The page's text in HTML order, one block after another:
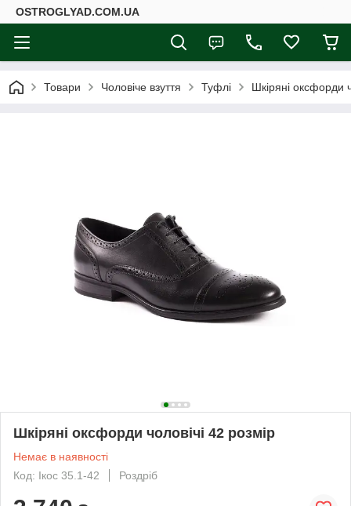
ОSTROGLYAD.СOM.UA
Товари Чоловіче взуття Туфлі Шкіряні оксфорди
Шкіряні оксфорди чоловічі 42 розмір
Немає в наявності
Код: Ікос 35.1-42
Роздріб